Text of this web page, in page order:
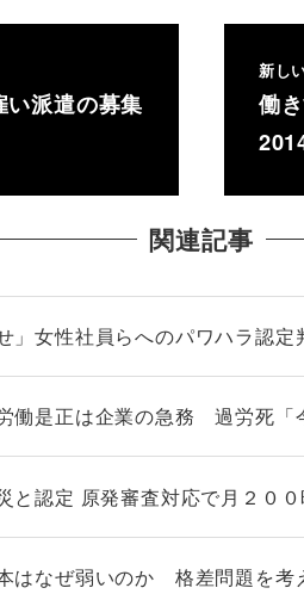
派遣の募集
新し
働
関連記事
」女性社員らへのパワハラ認定
働是正は企業の急務 過労死「
と認定 原発審査対応で月２０
はなぜ弱いのか 格差問題を考